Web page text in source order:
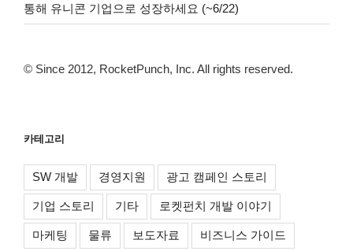
통해 유니콘 기업으로 성장하세요 (~6/22)
© Since 2012, RocketPunch, Inc. All rights reserved.
카테고리
SW 개발 경영지원 광고 캠페인 스토리
기업 스토리 기타 로켓펀치 개발 이야기
마케팅 물류 보도자료 비즈니스 가이드